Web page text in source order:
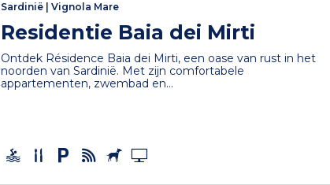
Sardinië |Vignola Mare
Residentie Baia dei Mirti
Ontdek Résidence Baia dei Mirti, een oase van rust in het
noorden van Sardinië. Met zijn comfortabele
appartementen, zwembad en...